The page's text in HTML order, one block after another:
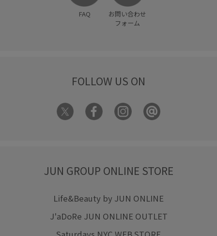
FAQ
お問い合わせ
フォーム
FOLLOW US ON
JUN GROUP ONLINE STORE
Life&Beauty by JUN ONLINE
J'aDoRe JUN ONLINE OUTLET